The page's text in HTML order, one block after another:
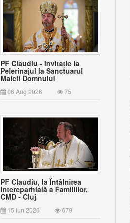
PF Claudiu - Invitație la
Pelerinajul la Sanctuarul
Maicii Domnului
06 Aug 2026 75
PF Claudiu, la Întâlnirea
Intereparhială a Familiilor,
CMD - Cluj
15 Iun 2026 679